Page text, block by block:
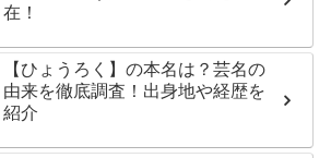
在！
【ひょうろく】の本名は？芸名の
由来を徹底調査！出身地や経歴を
紹介